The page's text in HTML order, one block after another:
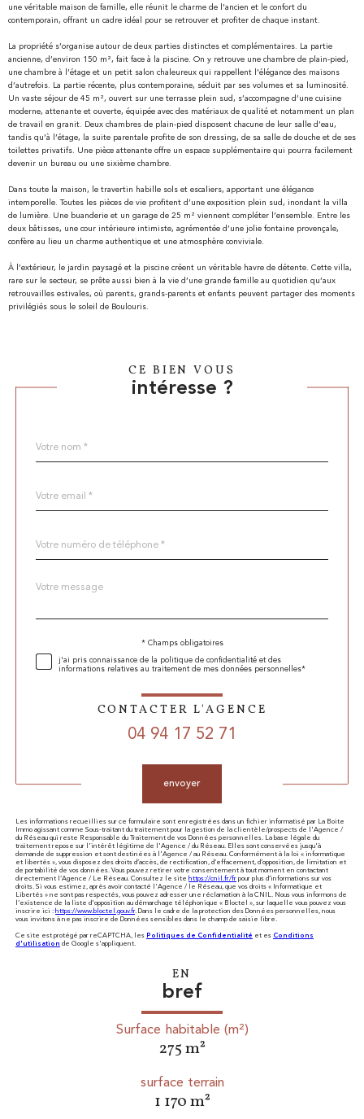
une véritable maison de famille, elle réunit le charme de l’ancien et le confort du
contemporain, offrant un cadre idéal pour se retrouver et profiter de chaque instant.
La propriété s’organise autour de deux parties distinctes et complémentaires. La partie
ancienne, d’environ 150 m², fait face à la piscine. On y retrouve une chambre de plain-pied,
une chambre à l’étage et un petit salon chaleureux qui rappellent l’élégance des maisons
d’autrefois. La partie récente, plus contemporaine, séduit par ses volumes et sa luminosité.
Un vaste séjour de 45 m², ouvert sur une terrasse plein sud, s’accompagne d’une cuisine
moderne, attenante et ouverte, équipée avec des matériaux de qualité et notamment un plan
de travail en granit. Deux chambres de plain-pied disposent chacune de leur salle d’eau,
tandis qu’à l’étage, la suite parentale profite de son dressing, de sa salle de douche et de ses
toilettes privatifs. Une pièce attenante offre un espace supplémentaire qui pourra facilement
devenir un bureau ou une sixième chambre.
Dans toute la maison, le travertin habille sols et escaliers, apportant une élégance
intemporelle. Toutes les pièces de vie profitent d’une exposition plein sud, inondant la villa
de lumière. Une buanderie et un garage de 25 m² viennent compléter l’ensemble. Entre les
deux bâtisses, une cour intérieure intimiste, agrémentée d’une jolie fontaine provençale,
confère au lieu un charme authentique et une atmosphère conviviale.
À l’extérieur, le jardin paysagé et la piscine créent un véritable havre de détente. Cette villa,
rare sur le secteur, se prête aussi bien à la vie d’une grande famille au quotidien qu’aux
retrouvailles estivales, où parents, grands-parents et enfants peuvent partager des moments
privilégiés sous le soleil de Boulouris.
CE BIEN VOUS
intéresse ?
*
*
*
Fieldset
Message
* Champs obligatoires
j'ai pris connaissance de la politique de confidentialité et des
informations relatives au traitement de mes données personnelles*
CONTACTER L'AGENCE
04 94 17 52 71
envoyer
Les informations recueillies sur ce formulaire sont enregistrées dans un fichier informatisé par La Boite
Immo agissant comme Sous-traitant du traitement pour la gestion de la clientèle/prospects de l'Agence /
du Réseau qui reste Responsable du Traitement de vos Données personnelles. La base légale du
traitement repose sur l'intérêt légitime de l'Agence / du Réseau. Elles sont conservées jusqu'à
demande de suppression et sont destinées à l'Agence / au Réseau. Conformément à la loi « informatique
et libertés », vous disposez des droits d’accès, de rectification, d’effacement, d’opposition, de limitation et
de portabilité de vos données. Vous pouvez retirer votre consentement à tout moment en contactant
directement l’Agence / Le Réseau. Consultez le site https://cnil.fr/fr pour plus d’informations sur vos
droits. Si vous estimez, après avoir contacté l'Agence / le Réseau, que vos droits « Informatique et
Libertés » ne sont pas respectés, vous pouvez adresser une réclamation à la CNIL. Nous vous informons de
l’existence de la liste d'opposition au démarchage téléphonique « Bloctel », sur laquelle vous pouvez vous
inscrire ici : https://www.bloctel.gouv.fr. Dans le cadre de la protection des Données personnelles, nous
vous invitons à ne pas inscrire de Données sensibles dans le champ de saisie libre.
Ce site est protégé par reCAPTCHA, les Politiques de Confidentialité et es Conditions
d'utilisation de Google s'appliquent.
EN
bref
Surface habitable (m²)
275 m²
surface terrain
1 170 m²